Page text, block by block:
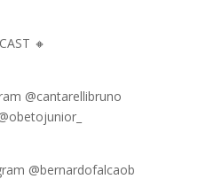
🔸
@cantarellibruno
@bernardofalcaob